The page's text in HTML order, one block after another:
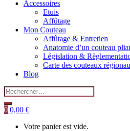
Accessoires
Etuis
Affûtage
Mon Couteau
Affûtage & Entretien
Anatomie d’un couteau
Législation &
Carte des couteaux
Blog
Search
for:
0 0,00 €
Votre panier est vide.